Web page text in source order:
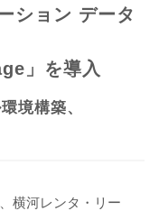
ション データ
」を導入
境構築、
横河レンタ・リー